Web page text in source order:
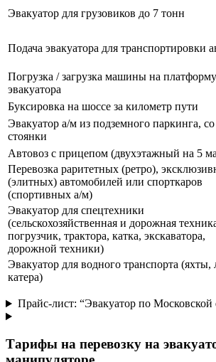
Эвакуатор для грузовиков до 7 тонн
Подача эвакуатора для транспортировки
Погрузка / загрузка машины на платформу
эвакуатора
Буксировка на шоссе за километр пути
Эвакуатор а/м из подземного паркинга,
стоянки
Автовоз с прицепом (двухэтажный на 5
Перевозка раритетных (ретро),
(элитных) автомобилей или спорткаров
(спортивных а/м)
Эвакуатор для спецтехники
(сельскохозяйственная и дорожная
погрузчик, трактора, катка, экскаватора,
дорожной техники)
Эвакуатор для водного транспорта (яхты,
катера)
Прайс-лист: “Эвакуатор по Московской
Тарифы на перевозку на